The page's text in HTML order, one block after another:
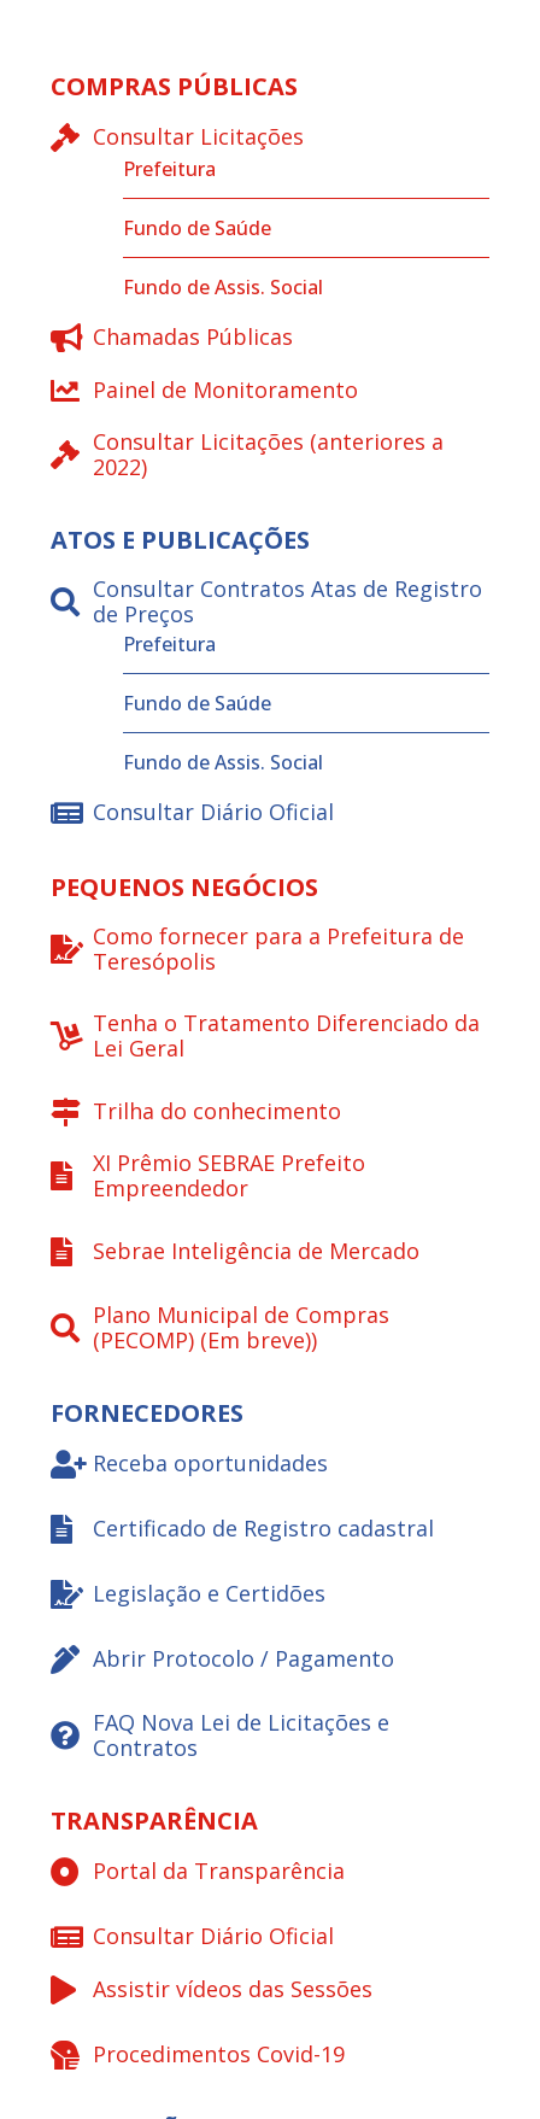
COMPRAS PÚBLICAS
Consultar Licitações
Prefeitura
Fundo de Saúde
Fundo de Assis. Social
Chamadas Públicas
Painel de Monitoramento
Consultar Licitações (anteriores a
2022)
ATOS E PUBLICAÇÕES
Consultar Contratos Atas de Registro
de Preços
Prefeitura
Fundo de Saúde
Fundo de Assis. Social
Consultar Diário Oficial
PEQUENOS NEGÓCIOS
Como fornecer para a Prefeitura de
Teresópolis
Tenha o Tratamento Diferenciado da
Lei Geral
Trilha do conhecimento
XI Prêmio SEBRAE Prefeito
Empreendedor
Sebrae Inteligência de Mercado
Plano Municipal de Compras
(PECOMP) (Em breve))
FORNECEDORES
Receba oportunidades
Certificado de Registro cadastral
Legislação e Certidões
Abrir Protocolo / Pagamento
FAQ Nova Lei de Licitações e
Contratos
TRANSPARÊNCIA
Portal da Transparência
Consultar Diário Oficial
Assistir vídeos das Sessões
Procedimentos Covid-19